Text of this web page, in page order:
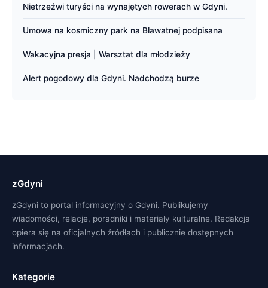
Nietrzeźwi turyści na wynajętych rowerach w Gdyni.
Umowa na kosmiczny park na Bławatnej podpisana
Wakacyjna presja | Warsztat dla młodzieży
Alert pogodowy dla Gdyni. Nadchodzą burze
zGdyni
zGdyni to portal informacyjny o Gdyni. Publikujemy
wiadomości, relacje, poradniki i materiały kulturalne. Redakcja
opiera się na oficjalnych źródłach i publicznie dostępnych
informacjach.
Kategorie